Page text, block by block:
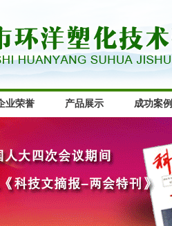
业荣誉 产品展示 成功案例